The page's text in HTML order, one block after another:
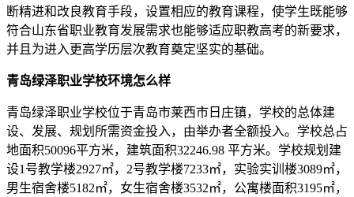
断精进和改良教育手段，设置相应的教育课程，使学生既能够
符合山东省职业教育发展需求也能够适应职教高考的新要求，
并且为进入更高学历层次教育奠定坚实的基础。
青岛绿泽职业学校环境怎么样
青岛绿泽职业学校位于青岛市莱西市日庄镇，学校的总体建
设、发展、规划所需资金投入，由举办者全额投入。学校总占
地面积50096平方米，建筑面积32246.98 平方米。学校规划建
设1号教学楼2927㎡，2号教学楼7233㎡，实验实训楼3089㎡，
男生宿舍楼5182㎡，女生宿舍楼3532㎡，公寓楼面积3195㎡，